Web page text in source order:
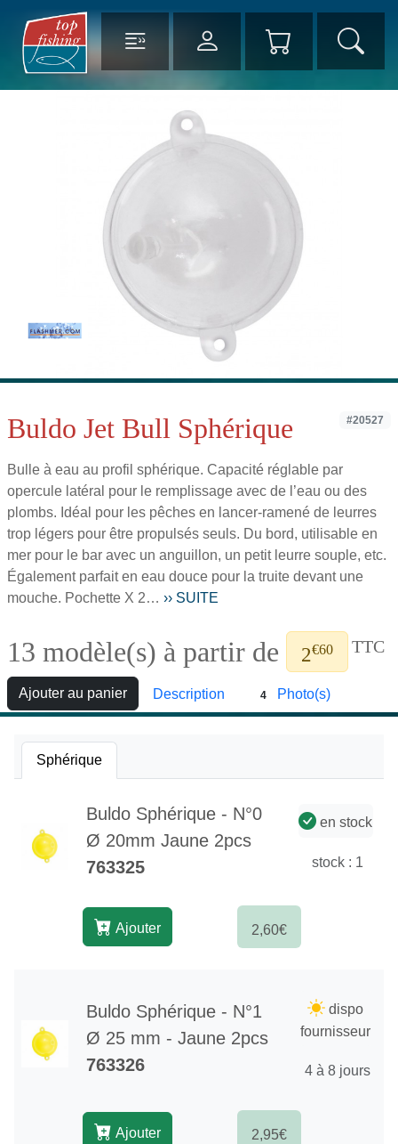
#20527
Buldo Jet Bull Sphérique
Bulle à eau au profil sphérique. Capacité réglable par
opercule latéral pour le remplissage avec de l’eau ou des
plombs. Idéal pour les pêches en lancer-ramené de leurres
trop légers pour être propulsés seuls. Du bord, utilisable en
mer pour le bar avec un anguillon, un petit leurre souple, etc.
Également parfait en eau douce pour la truite devant une
mouche. Pochette X 2… ›› SUITE
13 modèle(s) à partir de 2€60 TTC
Ajouter au panier Description 4 Photo(s)
Sphérique
Buldo Sphérique - N°0
Ø 20mm Jaune 2pcs
763325
en stock
stock : 1
2,60€
Ajouter
Buldo Sphérique - N°1
Ø 25 mm - Jaune 2pcs
763326
dispo
fournisseur
4 à 8 jours
2,95€
Ajouter